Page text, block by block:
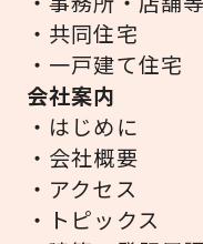
・共同住宅
・一戸建て住宅
会社案内
・はじめに
・会社概要
・アクセス
・トピックス